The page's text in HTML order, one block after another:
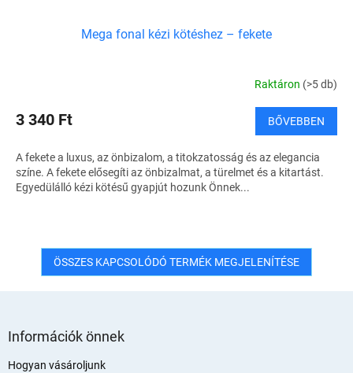
Mega fonal kézi kötéshez – fekete
Raktáron (>5 db)
3 340 Ft BŐVEBBEN
A fekete a luxus, az önbizalom, a titokzatosság és az elegancia
színe. A fekete elősegíti az önbizalmat, a türelmet és a kitartást.
Egyedülálló kézi kötésű gyapjút hozunk Önnek...
ÖSSZES KAPCSOLÓDÓ TERMÉK MEGJELENÍTÉSE
Információk önnek
Hogyan vásároljunk